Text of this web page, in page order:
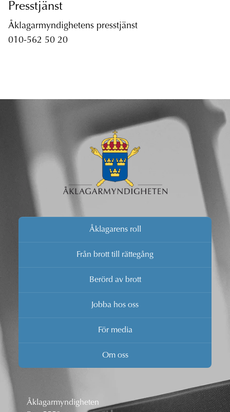
Presstjänst
Åklagarmyndighetens presstjänst
010-562 50 20
Åklagarens roll
Från brott till rättegång
Berörd av brott
Jobba hos oss
För media
Om oss
Åklagarmyndigheten